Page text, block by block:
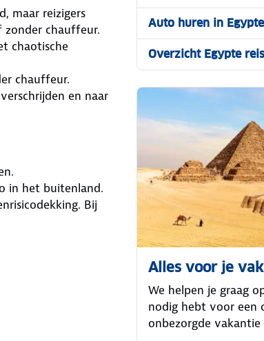
maar reizigers
chauffeur.
chaotische
chauffeur.
en naar
in het buitenland.
Bij
Auto huren in Egypte
Overzicht Egypte
Alles voor je
We helpen je graag
nodig hebt voor een
onbezorgde vakantie